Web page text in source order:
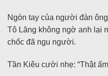
Ngón tay của người đàn
Tô Lăng không ngờ anh lại
chốc đã ngu người.
Tần Kiêu cười nhẹ: “Thật